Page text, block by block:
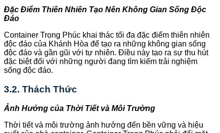
Đặc Điểm Thiên Nhiên Tạo Nên Không Gian Sống Độc
Đáo
Container Trọng Phúc khai thác tối đa đặc điểm thiên nhiên
độc đáo của Khánh Hòa để tạo ra những không gian sống
độc đáo và gần gũi với tự nhiên. Điều này tạo ra sự thu hút
đặc biệt đối với những người đang tìm kiếm trải nghiệm
sống độc đáo.
3.2. Thách Thức
Ảnh Hưởng của Thời Tiết và Môi Trường
Thời tiết và môi trường ảnh hưởng đến bền vững và hiệu